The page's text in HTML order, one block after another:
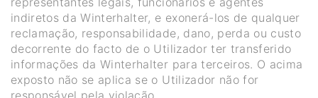
indiretos da Winterhalter, e exonerá-los de qualquer
reclamação, responsabilidade, dano, perda ou custo
decorrente do facto de o Utilizador ter transferido
informações da Winterhalter para terceiros. O acima
exposto não se aplica se o Utilizador não for